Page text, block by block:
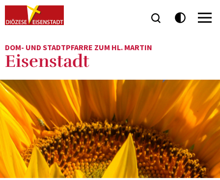
DOM- UND STADTPFARRE ZUM HL. MARTIN
Eisenstadt